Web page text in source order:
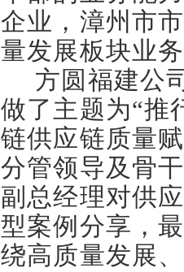
企业，漳州市
量发展板块业
方圆福建公
做了主题为“推
链供应链质量
分管领导及骨
副总经理对供
型案例分享，
绕高质量发展